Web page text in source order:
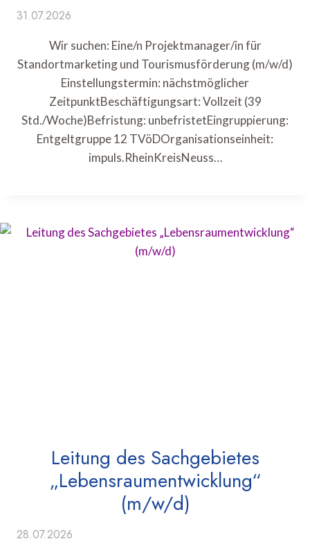
31.07.2026
Wir suchen: Eine/n Projektmanager/in für
Standortmarketing und Tourismusförderung (m/w/d)
Einstellungstermin: nächstmöglicher
ZeitpunktBeschäftigungsart: Vollzeit (39
Std./Woche)Befristung: unbefristetEingruppierung:
Entgeltgruppe 12 TVöDOrganisationseinheit:
impuls.RheinKreisNeuss…
Leitung des Sachgebietes
„Lebensraumentwicklung“
(m/w/d)
28.07.2026